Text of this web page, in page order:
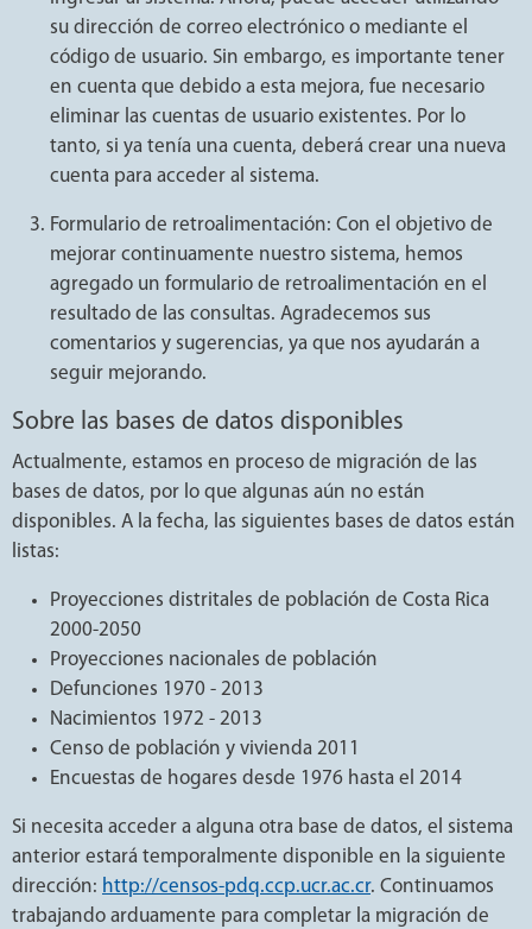
su dirección de correo electrónico o mediante el
código de usuario. Sin embargo, es importante tener
en cuenta que debido a esta mejora, fue necesario
eliminar las cuentas de usuario existentes. Por lo
tanto, si ya tenía una cuenta, deberá crear una nueva
cuenta para acceder al sistema.
Formulario de retroalimentación: Con el objetivo de
mejorar continuamente nuestro sistema, hemos
agregado un formulario de retroalimentación en el
resultado de las consultas. Agradecemos sus
comentarios y sugerencias, ya que nos ayudarán a
seguir mejorando.
Sobre las bases de datos disponibles
Actualmente, estamos en proceso de migración de las
bases de datos, por lo que algunas aún no están
disponibles. A la fecha, las siguientes bases de datos están
listas:
Proyecciones distritales de población de Costa Rica
2000-2050
Proyecciones nacionales de población
Defunciones 1970 - 2013
Nacimientos 1972 - 2013
Censo de población y vivienda 2011
Encuestas de hogares desde 1976 hasta el 2014
Si necesita acceder a alguna otra base de datos, el sistema
anterior estará temporalmente disponible en la siguiente
dirección: http://censos-pdq.ccp.ucr.ac.cr. Continuamos
trabajando arduamente para completar la migración de